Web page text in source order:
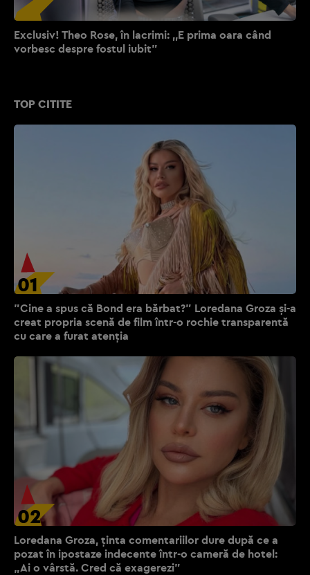
TOP CITITE
01
"Cine a spus că Bond era bărbat?" Loredana Groza și-a
creat propria scenă de film într-o rochie transparentă
cu care a furat atenția
02
Loredana Groza, ținta comentariilor dure după ce a
pozat în ipostaze indecente într-o cameră de hotel:
„Ai o vârstă. Cred că exagerezi”
Exclusiv! Theo Rose, în lacrimi: ,,E prima oara când
vorbesc despre fostul iubit”